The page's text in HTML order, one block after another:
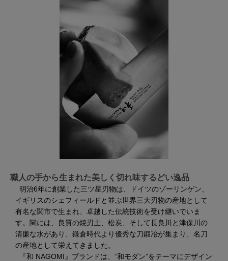
職人の手から生まれた美しく切れ味するどい逸品
明治6年に創業した三ツ星刃物は、ドイツのゾーリンゲン、
イギリスのシェフィールドと並ぶ世界三大刃物の産地として
有名な関市で生まれ、卓越した伝統技術を受け継いでいま
す。関には、良質の焼刃土、松炭、そして長良川と津保川の
清廉な水があり、鎌倉時代より優秀な刀鍛冶が集まり、名刀
の産地として栄えてきました。
『和 NAGOMI』ブランドは、“和モダン”をテーマにデザイン